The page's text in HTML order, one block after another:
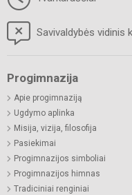
Savivaldybės vidinis
Progimnazija
Apie progimnaziją
Ugdymo aplinka
Misija, vizija, filosofija
Pasiekimai
Progimnazijos simboliai
Progimnazijos himnas
Tradiciniai renginiai